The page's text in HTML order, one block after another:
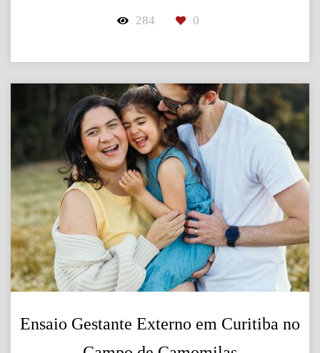
284 0
Ensaio Gestante Externo em Curitiba no